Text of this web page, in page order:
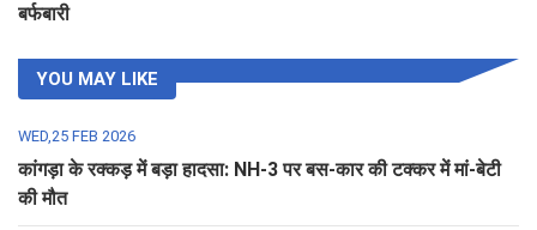
बर्फबारी
YOU MAY LIKE
WED,25 FEB 2026
कांगड़ा के रक्कड़ में बड़ा हादसा: NH-3 पर बस-कार की टक्कर में मां-बेटी
की मौत